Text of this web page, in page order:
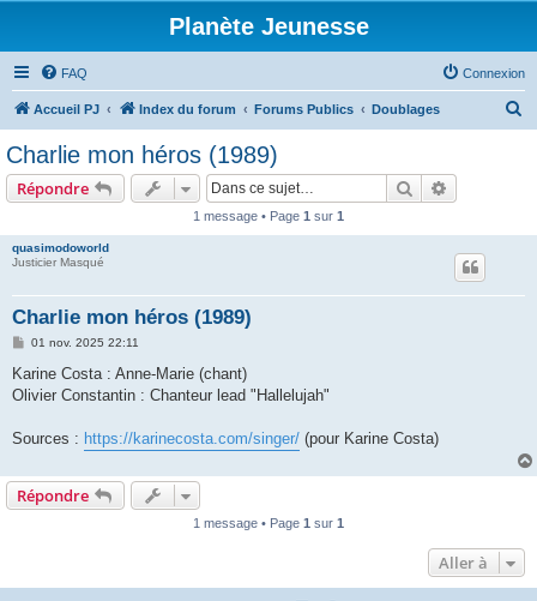
Planète Jeunesse
FAQ Connexion
Accueil PJ Index du forum Forums Publics Doublages
Charlie mon héros (1989)
Répondre Rechercher
1 message • Page 1 sur 1
quasimodoworld
Justicier Masqué
Charlie mon héros (1989)
M
s
a
01 nov. 2025 22:11
Karine Costa : Anne-Marie (chant)
Olivier Constantin : Chanteur lead "Hallelujah"
Sources : https://karinecosta.com/singer/ (pour Karine Costa)
Répondre
1 message • Page 1 sur 1
Aller à